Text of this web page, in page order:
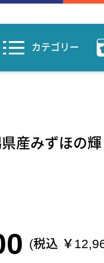
カテゴリー
産みずほの
(税込 ￥